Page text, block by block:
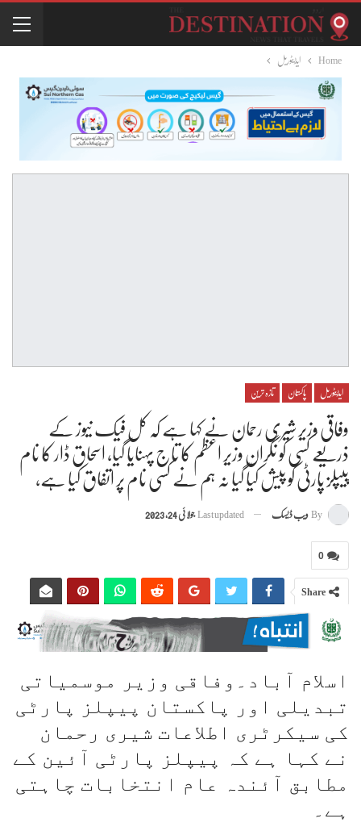
Home ایڈیٹوریل
ایڈیٹوریل پاکستان تازہ ترین
وفاقی وزیر شیری رحمان نے کہا ہے کہ کل فیک نیوز کے
ذریعے کسی کو نگران وزیر اعظم کا تاج پہنایا گیا، اسحاق ڈار کا نام
پیپلز پارٹی کو پیش کیا گیا نہ ہم نے کسی نام پر اتفاق کیا ہے،
By ویب ڈیسک Last updated جولائی 24, 2023
0
Share
اسلام آباد۔وفاقی وزیر موسمیاتی
تبدیلی اور پاکستان پیپلز پارٹی
کی سیکرٹری اطلاعات شیری رحمان
نے کہا ہے کہ پیپلز پارٹی آئین کے
مطابق آئندہ عام انتخابات چاہتی
ہے۔